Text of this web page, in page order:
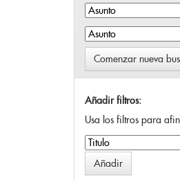
Comenzar nueva
Añadir filtros:
Usa los filtros para